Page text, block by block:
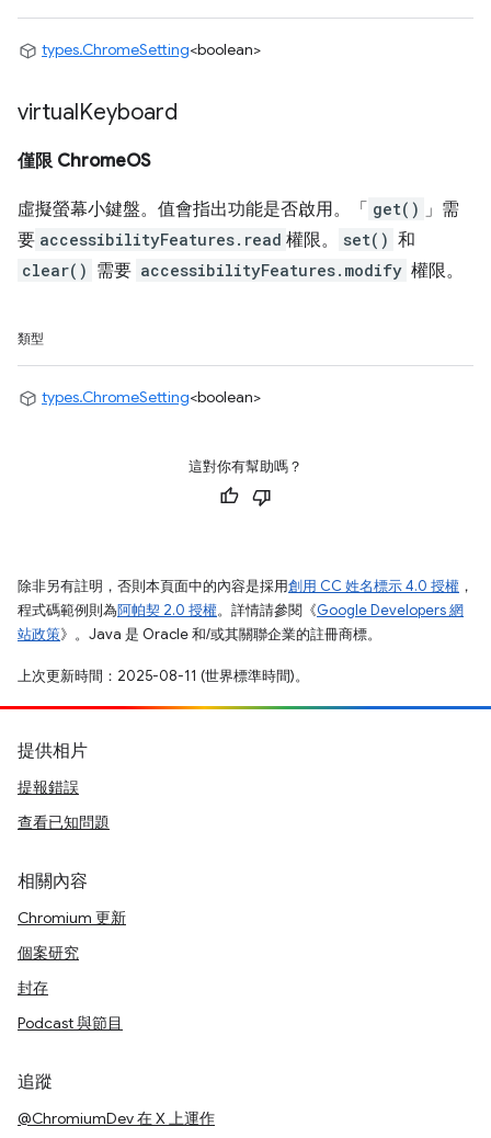
types.ChromeSetting<boolean>
virtualKeyboard
僅限 ChromeOS
虛擬螢幕小鍵盤。值會指出功能是否啟用。「 get() 」需
要 accessibilityFeatures.read 權限。 set() 和
clear() 需要 accessibilityFeatures.modify 權限。
類型
types.ChromeSetting<boolean>
這對你有幫助嗎？
除非另有註明，否則本頁面中的內容是採用創用 CC 姓名標示 4.0 授權 ，
程式碼範例則為阿帕契 2.0 授權。詳情請參閱《Google Developers 網
站政策》。Java 是 Oracle 和/或其關聯企業的註冊商標。
上次更新時間：2025-08-11 (世界標準時間)。
提供相片
提報錯誤
查看已知問題
相關內容
Chromium 更新
個案研究
封存
Podcast 與節目
追蹤
@ChromiumDev 在 X 上運作